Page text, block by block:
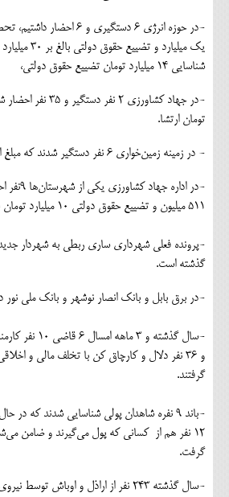
-در حوزه انرژی ۶ دستگیری و ۶
یک میلیارد و
شناسایی ۱۴ میلیارد تومان تضییع حقوق دولتی،
تومان ارتشا.
- در زمینه زمین‌خواری ۶ نفر دستگیر شدند که مبلغ ارتشا ۶ میلیارد تومان بود.
-در اداره
۵۱۱ میلیون و تضییع حقوق دولتی ۱۰ میلیارد تومان بود.
-پرونده فعلی شهرداری ساری ربطی به شهردار جدید
گذشته است.
-در برق بابل و بانک انصار نوشهر و بانک ملی نور
و ۳۶ نفر دلال و کارچاق کن با تخلف مالی و
گرفتند.
-باند ۹ نفره شاهدان پولی شناسایی شدند که
۱۲ نفر هم از کسانی که پول می‌گیرند و ضامن
گرفت.
-سال گذشته ۲۴۳ نفر از اراذل و اوباش